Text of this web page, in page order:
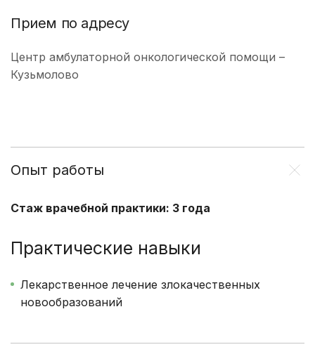
Прием по адресу
Центр амбулаторной онкологической помощи –
Кузьмолово
Опыт работы
Стаж врачебной практики: 3 года
Практические навыки
Лекарственное лечение злокачественных
новообразований